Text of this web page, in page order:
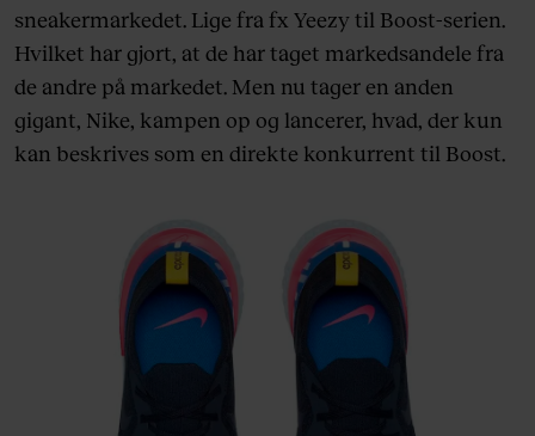
sneakermarkedet. Lige fra fx Yeezy til Boost-serien.
Hvilket har gjort, at de har taget markedsandele fra
de andre på markedet. Men nu tager en anden
gigant, Nike, kampen op og lancerer, hvad, der kun
kan beskrives som en direkte konkurrent til Boost.